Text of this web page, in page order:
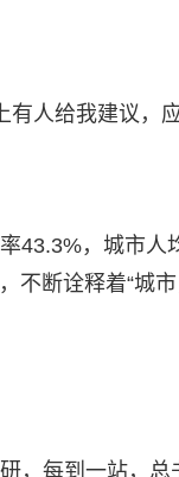
人给我建议，
43.3%，城市人
断诠释着“城市
，每到一站，总